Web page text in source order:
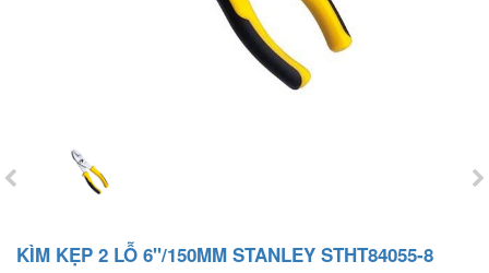
KÌM KẸP 2 LỖ 6"/150MM STANLEY STHT84055-8